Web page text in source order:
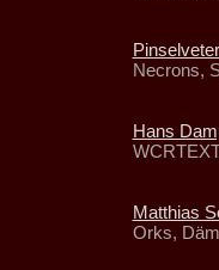
Necrons,
Hans
Matthias
Orks,